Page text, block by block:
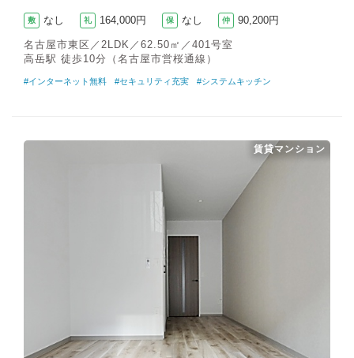
敷 なし 礼 164,000円 保 なし 仲 90,200円
名古屋市東区／2LDK／62.50㎡／401号室
高岳駅 徒歩10分（名古屋市営桜通線）
#インターネット無料 #セキュリティ充実 #システムキッチン
賃貸マンション